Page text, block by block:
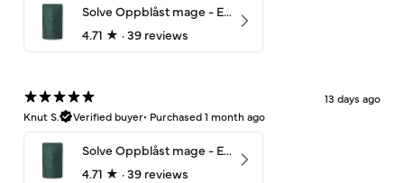
Solve Oppblåst mage - Enzymes¹⁰
4.71 ★ ·39 reviews
13 days ago
Knut S.
Verified buyer• Purchased 1 month ago
Solve Oppblåst mage - Enzymes¹⁰
4.71 ★ ·39 reviews